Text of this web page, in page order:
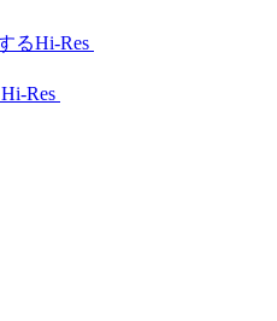
Hi-Res
Hi-Res